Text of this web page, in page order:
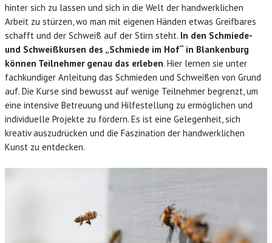
hinter sich zu lassen und sich in die Welt der handwerklichen
Arbeit zu stürzen, wo man mit eigenen Händen etwas Greifbares
schafft und der Schweiß auf der Stirn steht. In den Schmiede-
und Schweißkursen des „Schmiede im Hof“ in Blankenburg
können Teilnehmer genau das erleben. Hier lernen sie unter
fachkundiger Anleitung das Schmieden und Schweißen von Grund
auf. Die Kurse sind bewusst auf wenige Teilnehmer begrenzt, um
eine intensive Betreuung und Hilfestellung zu ermöglichen und
individuelle Projekte zu fördern. Es ist eine Gelegenheit, sich
kreativ auszudrücken und die Faszination der handwerklichen
Kunst zu entdecken.